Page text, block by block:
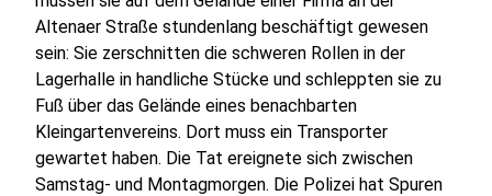
Altenaer Straße stundenlang beschäftigt gewesen
sein: Sie zerschnitten die schweren Rollen in der
Lagerhalle in handliche Stücke und schleppten sie zu
Fuß über das Gelände eines benachbarten
Kleingartenvereins. Dort muss ein Transporter
gewartet haben. Die Tat ereignete sich zwischen
Samstag- und Montagmorgen. Die Polizei hat Spuren